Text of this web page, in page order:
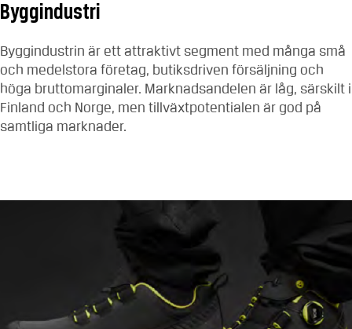
Byggindustri
Byggindustrin är ett attraktivt segment med många små
och medelstora företag, butiksdriven försäljning och
höga bruttomarginaler. Marknadsandelen är låg, särskilt i
Finland och Norge, men tillväxtpotentialen är god på
samtliga marknader.